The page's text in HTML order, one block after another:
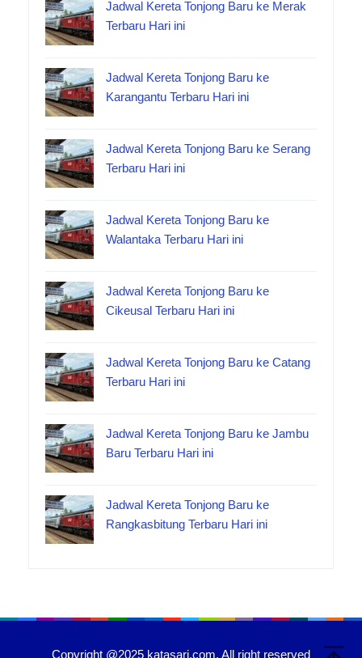
Jadwal Kereta Tonjong Baru ke Merak
Terbaru Hari ini
Jadwal Kereta Tonjong Baru ke
Karangantu Terbaru Hari ini
Jadwal Kereta Tonjong Baru ke Serang
Terbaru Hari ini
Jadwal Kereta Tonjong Baru ke
Walantaka Terbaru Hari ini
Jadwal Kereta Tonjong Baru ke
Cikeusal Terbaru Hari ini
Jadwal Kereta Tonjong Baru ke Catang
Terbaru Hari ini
Jadwal Kereta Tonjong Baru ke Jambu
Baru Terbaru Hari ini
Jadwal Kereta Tonjong Baru ke
Rangkasbitung Terbaru Hari ini
Copyright @2025 katasari.com. All right reserved